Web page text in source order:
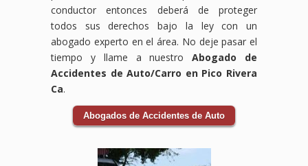
por
parte
del
personal.
Nuestro
abogados
especializados
responsabilidad
accidentes
de
tránsito
te
guiará
del
proceso
y se
encargará
el
apoyo
necesario
durante
aseguradoras
pueden
reducir
negligencia
de
conductores
o
condiciones
la
vía,
consecuencias
expertos
en
accidentes
de
tránsito
de
todo
proceso
legal,
trabajadores
enfrentando
dificultades
físicas
equipo
de
expertos
conductor entonces deberá de proteger
todos sus derechos bajo la ley con un
abogado experto en el área. No deje pasar el
tiempo y llame a nuestroAbogado de
Accidentes de Auto/Carro en Pico Rivera
Ca.
Abogados de Accidentes de Auto